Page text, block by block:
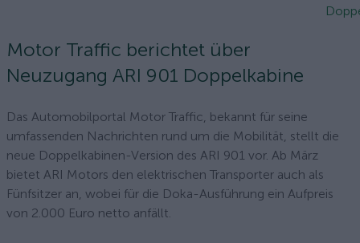
Motor Traffic berichtet über
Neuzugang ARI 901 Doppelkabine
Das Automobilportal Motor Traffic, bekannt für seine
umfassenden Nachrichten rund um die Mobilität, stellt die
neue Doppelkabinen-Version des ARI 901 vor. Ab März
bietet ARI Motors den elektrischen Transporter auch als
Fünfsitzer an, wobei für die Doka-Ausführung ein Aufpreis
von 2.000 Euro netto anfällt.